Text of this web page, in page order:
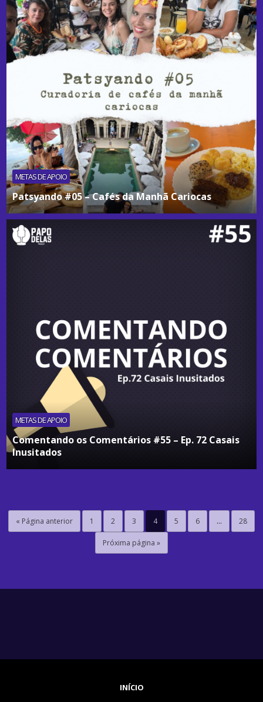
METAS DE APOIO
Patsyando #05 – Cafés da Manhã Cariocas
METAS DE APOIO
Comentando os Comentários #55 – Ep. 72 Casais
Inusitados
« Página anterior 1 2 3 4 5 6 … 28
Próxima página »
INÍCIO